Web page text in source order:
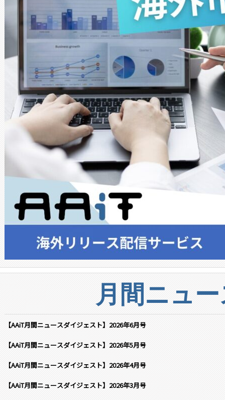
月間ニュ
【AAiT月間ニュースダイジェスト】2026年6月号
【AAiT月間ニュースダイジェスト】2026年5月号
【AAiT月間ニュースダイジェスト】2026年4月号
【AAiT月間ニュースダイジェスト】2026年3月号